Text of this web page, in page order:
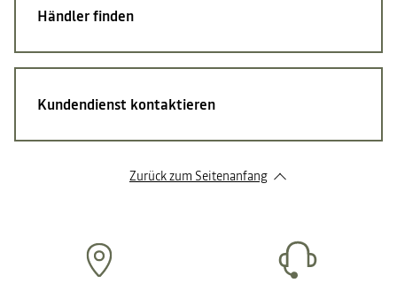
Händler finden
Kundendienst kontaktieren
Zurück zum Seitenanfang